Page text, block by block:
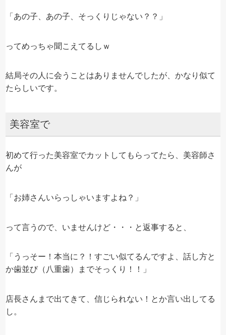
「あの子、あの子、そっくりじゃない？？」
ってめっちゃ聞こえてるしｗ
結局その人に会うことはありませんでしたが、かなり似て
たらしいです。
美容室で
初めて行った美容室でカットしてもらってたら、美容師さ
んが
「お姉さんいらっしゃいますよね？」
って言うので、いませんけど・・・と返事すると、
「うっそー！本当に？！すごい似てるんですよ、話し方と
か歯並び（八重歯）までそっくり！！」
店長さんまで出てきて、信じられない！とか言い出してる
し。